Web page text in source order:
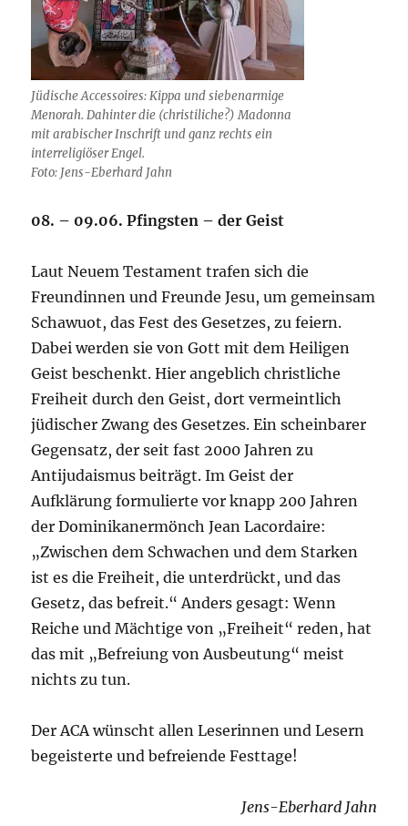
Jüdische Accessoires: Kippa und siebenarmige
Menorah. Dahinter die (christiliche?) Madonna
mit arabischer Inschrift und ganz rechts ein
interreligiöser Engel.
Foto: Jens-Eberhard Jahn
08. – 09.06. Pfingsten – der Geist
Laut Neuem Testament trafen sich die
Freundinnen und Freunde Jesu, um gemeinsam
Schawuot, das Fest des Gesetzes, zu feiern.
Dabei werden sie von Gott mit dem Heiligen
Geist beschenkt. Hier angeblich christliche
Freiheit durch den Geist, dort vermeintlich
jüdischer Zwang des Gesetzes. Ein scheinbarer
Gegensatz, der seit fast 2000 Jahren zu
Antijudaismus beiträgt. Im Geist der
Aufklärung formulierte vor knapp 200 Jahren
der Dominikanermönch Jean Lacordaire:
„Zwischen dem Schwachen und dem Starken
ist es die Freiheit, die unterdrückt, und das
Gesetz, das befreit.“ Anders gesagt: Wenn
Reiche und Mächtige von „Freiheit“ reden, hat
das mit „Befreiung von Ausbeutung“ meist
nichts zu tun.
Der ACA wünscht allen Leserinnen und Lesern
begeisterte und befreiende Festtage!
Jens-Eberhard Jahn